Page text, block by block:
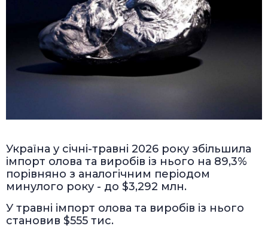
Україна у січні-травні 2026 року збільшила
імпорт олова та виробів із нього на 89,3%
порівняно з аналогічним періодом
минулого року - до $3,292 млн.
У травні імпорт олова та виробів із нього
становив $555 тис.